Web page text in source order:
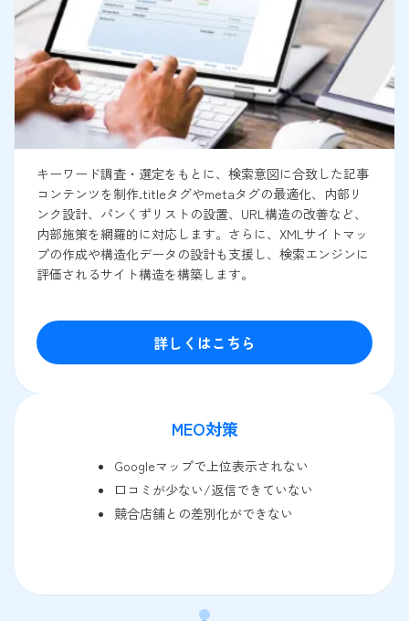
キーワード調査・選定をもとに、検索意図に合致した記事
コンテンツを制作.titleタグやmetaタグの最適化、内部リ
ンク設計、パンくずリストの設置、URL構造の改善など、
内部施策を網羅的に対応します。さらに、XMLサイトマッ
プの作成や構造化データの設計も支援し、検索エンジンに
評価されるサイト構造を構築します。
詳しくはこちら
MEO対策
Googleマップで上位表示されない
口コミが少ない/返信できていない
競合店舗との差別化ができない